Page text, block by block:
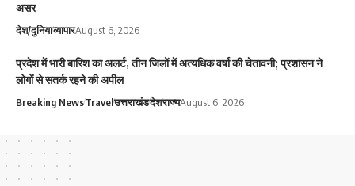
असर
देश/दुनियाव्यापारAugust 6, 2026
प्रदेश में भारी बारिश का अलर्ट, तीन जिलों में अत्यधिक वर्षा की चेतावनी; प्रशासन ने
लोगों से सतर्क रहने की अपील
Breaking NewsTravelउत्तराखंडदेशराज्यAugust 6, 2026